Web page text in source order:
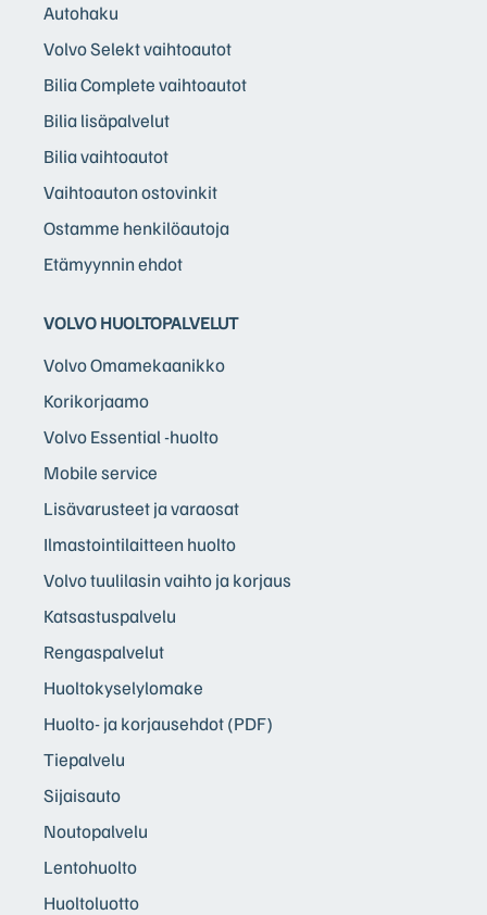
Autohaku
Volvo Selekt vaihtoautot
Bilia Complete vaihtoautot
Bilia lisäpalvelut
Bilia vaihtoautot
Vaihtoauton ostovinkit
Ostamme henkilöautoja
Etämyynnin ehdot
VOLVO HUOLTOPALVELUT
Volvo Omamekaanikko
Korikorjaamo
Volvo Essential -huolto
Mobile service
Lisävarusteet ja varaosat
Ilmastointilaitteen huolto
Volvo tuulilasin vaihto ja korjaus
Katsastuspalvelu
Rengaspalvelut
Huoltokyselylomake
Huolto- ja korjausehdot (PDF)
Tiepalvelu
Sijaisauto
Noutopalvelu
Lentohuolto
Huoltoluotto